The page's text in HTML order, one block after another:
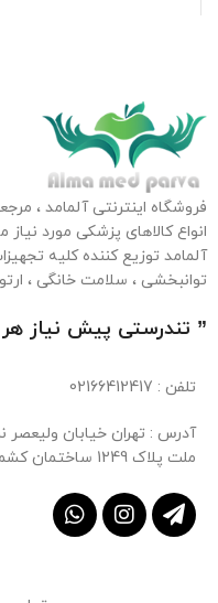
فروشگاه اینترنتی آلمامد ،
انواع کالاهای پزشکی مورد
آلمامد توزیع کننده کلیه
توانبخشی ، سلامت خانگی ،
” تندرستی پیش نیاز
تلفن : 02166412417
آدرس : تهران خیابان ولیعصر
ملت پلاک 1249 ساختمان کشمیر طبقه سوم واحد 2